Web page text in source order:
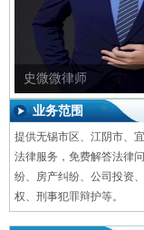
章浩律师
业务范围
提供无锡市区、江阴市、
法律服务，免费解答法律
纷、房产纠纷、公司投资
权、刑事犯罪辩护等。